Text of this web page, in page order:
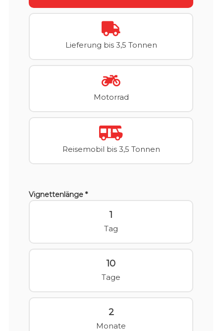
Lieferung bis 3,5 Tonnen
Motorrad
Reisemobil bis 3,5 Tonnen
Vignettenlänge *
1
Tag
10
Tage
2
Monate